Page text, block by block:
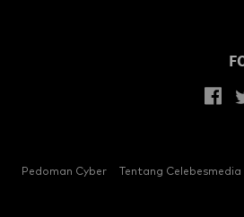
Pedoman Cyber Tentang Celebesmedia